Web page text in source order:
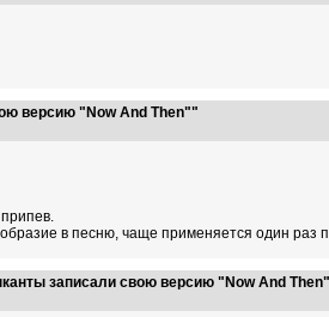
версию "Now And Then""
в песню, чаще применяется один раз
записали свою версию "Now And